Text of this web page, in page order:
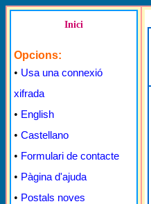
Inici
Opcions:
• Usa una connexió
xifrada
• English
• Castellano
• Formulari de contacte
• Pàgina d'ajuda
• Postals noves